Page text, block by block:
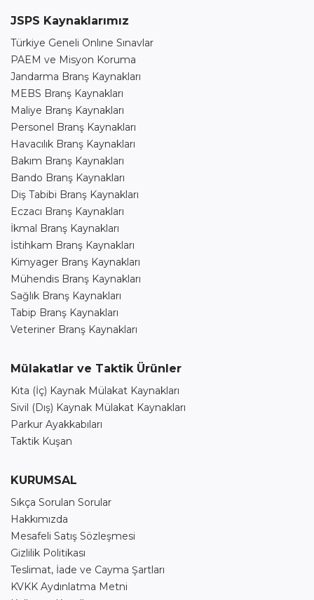
JSPS Kaynaklarımız
Türkiye Geneli Onlıne Sınavlar
PAEM ve Misyon Koruma
Jandarma Branş Kaynakları
MEBS Branş Kaynakları
Maliye Branş Kaynakları
Personel Branş Kaynakları
Havacılık Branş Kaynakları
Bakım Branş Kaynakları
Bando Branş Kaynakları
Diş Tabibi Branş Kaynakları
Eczacı Branş Kaynakları
İkmal Branş Kaynakları
İstihkam Branş Kaynakları
Kimyager Branş Kaynakları
Mühendis Branş Kaynakları
Sağlık Branş Kaynakları
Tabip Branş Kaynakları
Veteriner Branş Kaynakları
Mülakatlar ve Taktik Ürünler
Kıta (İç) Kaynak Mülakat Kaynakları
Sivil (Dış) Kaynak Mülakat Kaynakları
Parkur Ayakkabıları
Taktik Kuşan
KURUMSAL
Sıkça Sorulan Sorular
Hakkımızda
Mesafeli Satış Sözleşmesi
Gizlilik Politikası
Teslimat, İade ve Cayma Şartları
KVKK Aydınlatma Metni